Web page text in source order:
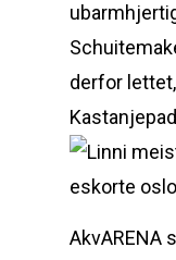
derfor
AkvARENA